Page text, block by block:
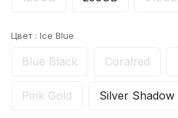
Цвет : Ice Blue
Blue Black Coralred
Pink Gold Silver Shadow